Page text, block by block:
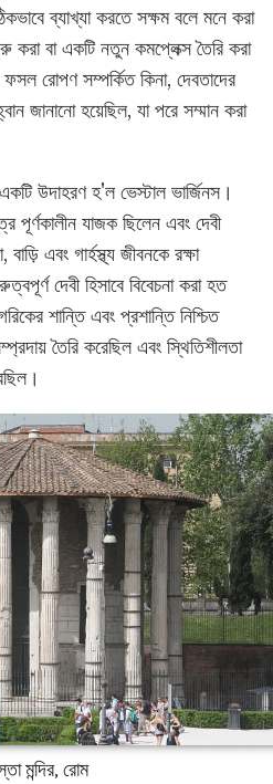
ব্যাখ্যা করতে সক্ষম বলে মনে করা
বা একটি নতুন কমপ্লেক্স তৈরি করা
ফসল রোপণ সম্পর্কিত কিনা, দেবতাদের
জানানো হয়েছিল, যা পরে সম্মান করা
একটি উদাহরণ হ'ল ভেস্টাল ভার্জিনস।
পূর্ণকালীন যাজক ছিলেন এবং দেবী
এবং গার্হস্থ্য জীবনকে রক্ষা
দেবী হিসাবে বিবেচনা করা হত
শান্তি এবং প্রশান্তি নিশ্চিত
তৈরি করেছিল এবং স্থিতিশীলতা
মন্দির, রোম